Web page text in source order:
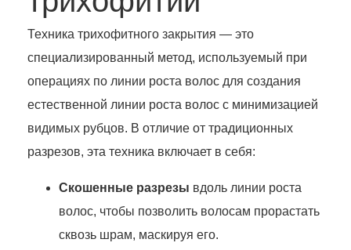
Техника трихофитного закрытия — это
специализированный метод, используемый при
операциях по линии роста волос для создания
естественной линии роста волос с минимизацией
видимых рубцов. В отличие от традиционных
разрезов, эта техника включает в себя:
Скошенные разрезы вдоль линии роста
волос, чтобы позволить волосам прорастать
сквозь шрам, маскируя его.